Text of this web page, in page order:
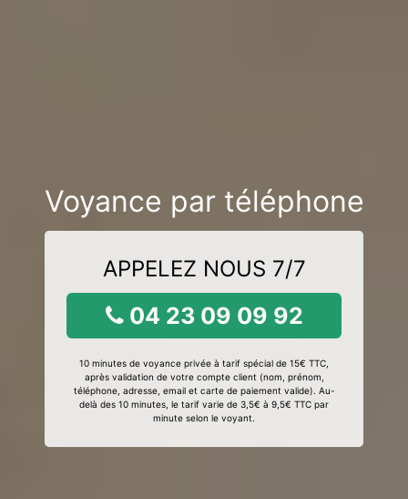
Voyance par téléphone
APPELEZ NOUS 7/7
04 23 09 09 92
10 minutes de voyance privée à tarif spécial de 15€ TTC,
après validation de votre compte client (nom, prénom,
téléphone, adresse, email et carte de paiement valide). Au-
delà des 10 minutes, le tarif varie de 3,5€ à 9,5€ TTC par
minute selon le voyant.